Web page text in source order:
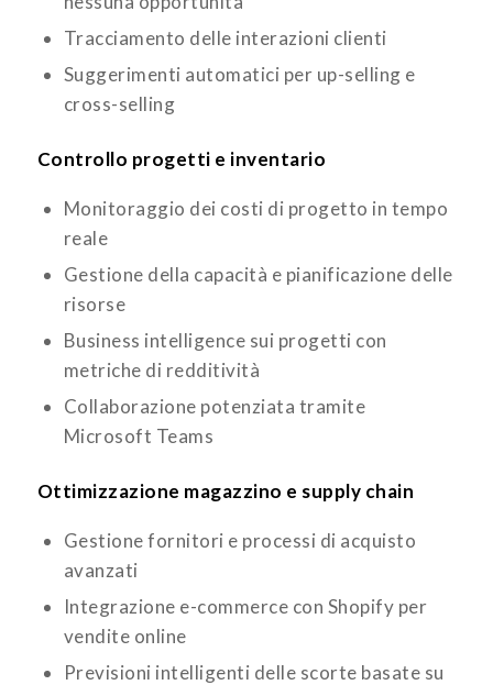
Tracciamento delle interazioni clienti
Suggerimenti automatici per up-selling e
cross-selling
Controllo progetti e inventario
Monitoraggio dei costi di progetto in tempo
reale
Gestione della capacità e pianificazione delle
risorse
Business intelligence sui progetti con
metriche di redditività
Collaborazione potenziata tramite
Microsoft Teams
Ottimizzazione magazzino e supply chain
Gestione fornitori e processi di acquisto
avanzati
Integrazione e-commerce con Shopify per
vendite online
Previsioni intelligenti delle scorte basate su